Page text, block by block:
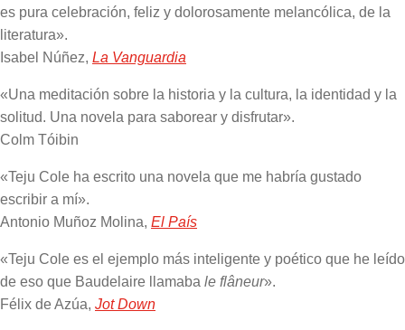
es pura celebración, feliz y dolorosamente melancólica, de la
literatura».
Isabel Núñez, La Vanguardia
«Una meditación sobre la historia y la cultura, la identidad y la
solitud. Una novela para saborear y disfrutar».
Colm Tóibin
«Teju Cole ha escrito una novela que me habría gustado
escribir a mí».
Antonio Muñoz Molina, El País
«Teju Cole es el ejemplo más inteligente y poético que he leído
de eso que Baudelaire llamaba le flâneur».
Félix de Azúa, Jot Down